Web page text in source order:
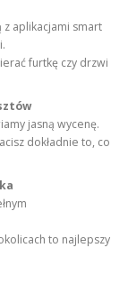
aplikacjami smart
furtkę czy drzwi
jasną wycenę.
dokładnie to, co
to najlepszy